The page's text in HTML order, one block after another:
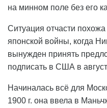
на минном поле без его
Ситуация отчасти
японской войны, когда
вынужден принять
подписать в США в
Начиналась всё для
1900 г. она ввела в